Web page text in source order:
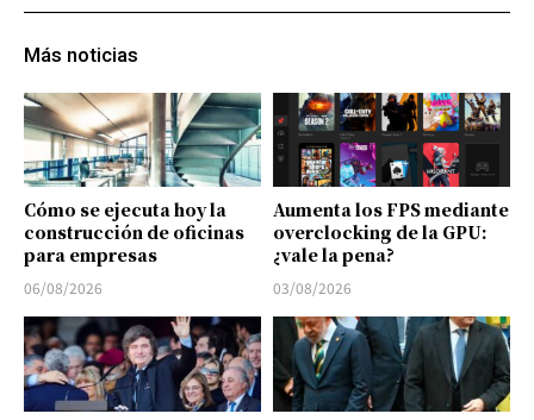
Más noticias
Cómo se ejecuta hoy la
construcción de oficinas
para empresas
06/08/2026
Aumenta los FPS mediante
overclocking de la GPU:
¿vale la pena?
03/08/2026